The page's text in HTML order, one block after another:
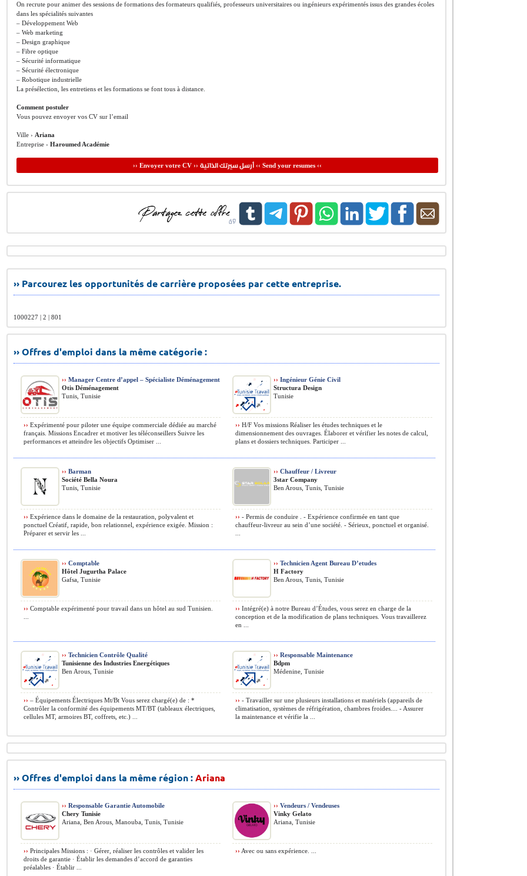
On recrute pour animer des sessions de formations des formateurs qualifiés, professeurs universitaires ou ingénieurs expérimentés issus des grandes écoles
dans les spécialités suivantes
– Développement Web
– Web marketing
– Design graphique
– Fibre optique
– Sécurité informatique
– Sécurité électronique
– Robotique industrielle
La présélection, les entretiens et les formations se font tous à distance.
Comment postuler
Vous pouvez envoyer vos CV sur l’email
Ville › Ariana
Entreprise › Haroumed Académie
›› Envoyer votre CV ›› أرسل سيرتك الذاتية‹‹ Send your resumes ‹‹
›› Parcourez les opportunités de carrière proposées par cette entreprise.
1000227 | 2 | 801
›› Offres d'emploi dans la même catégorie :
›› Manager Centre d’appel – Spécialiste Déménagement
Otis Déménagement
Tunis, Tunisie
›› Expérimenté pour piloter une équipe commerciale dédiée au marché
français. Missions Encadrer et motiver les téléconseillers Suivre les
performances et atteindre les objectifs Optimiser ...
›› Ingénieur Génie Civil
Structura Design
Tunisie
›› H/F Vos missions Réaliser les études techniques et le
dimensionnement des ouvrages. Élaborer et vérifier les notes de calcul,
plans et dossiers techniques. Participer ...
›› Barman
Société Bella Noura
Tunis, Tunisie
›› Expérience dans le domaine de la restauration, polyvalent et
ponctuel Créatif, rapide, bon relationnel, expérience exigée. Mission :
Préparer et servir les ...
›› Chauffeur / Livreur
3star Company
Ben Arous, Tunis, Tunisie
›› - Permis de conduire . - Expérience confirmée en tant que
chauffeur-livreur au sein d’une société. - Sérieux, ponctuel et organisé.
›› Comptable
Hôtel Jugurtha Palace
Gafsa, Tunisie
›› Comptable expérimenté pour travail dans un hôtel au sud Tunisien.
›› Technicien Agent Bureau D’etudes
H Factory
Ben Arous, Tunis, Tunisie
›› Intégré(e) à notre Bureau d’Études, vous serez en charge de la
conception et de la modification de plans techniques. Vous travaillerez
en ...
›› Technicien Contrôle Qualité
Tunisienne des Industries Energétiques
Ben Arous, Tunisie
›› – Équipements Électriques Mt/Bt Vous serez chargé(e) de : *
Contrôler la conformité des équipements MT/BT (tableaux électriques,
cellules MT, armoires BT, coffrets, etc.) ...
›› Responsable Maintenance
Bdpm
Médenine, Tunisie
›› - Travailler sur une plusieurs installations et matériels (appareils de
climatisation, systèmes de réfrigération, chambres froides.... - Assurer
la maintenance et vérifie la ...
›› Offres d'emploi dans la même région :Ariana
›› Responsable Garantie Automobile
Chery Tunisie
Ariana, Ben Arous, Manouba, Tunis, Tunisie
›› Principales Missions : · Gérer, réaliser les contrôles et valider les
droits de garantie · Établir les demandes d’accord de garanties
préalables · Établir ...
›› Vendeurs / Vendeuses
Vinky Gelato
Ariana, Tunisie
›› Avec ou sans expérience. ...